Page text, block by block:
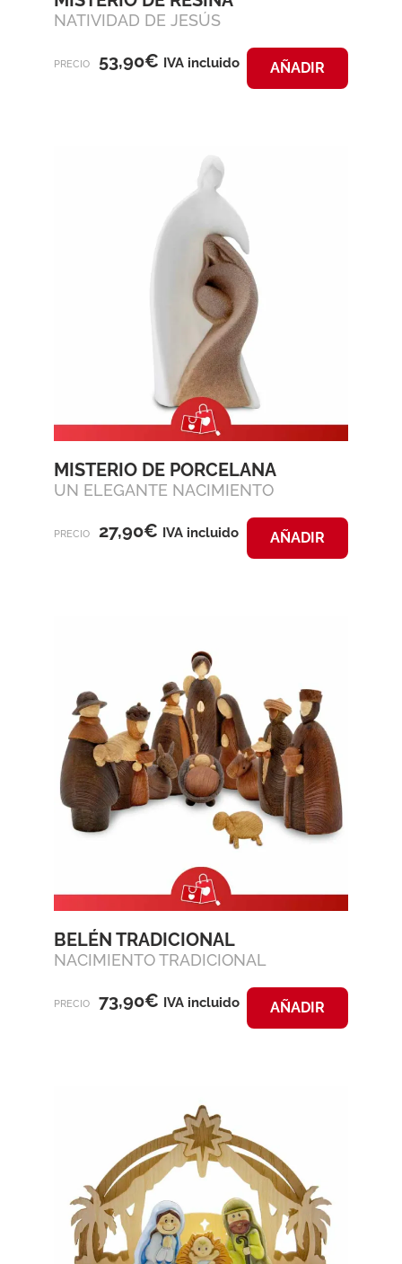
NATIVIDAD DE JESÚS
PRECIO 53,90€ IVA incluido AÑADIR
MISTERIO DE PORCELANA
UN ELEGANTE NACIMIENTO
PRECIO 27,90€ IVA incluido AÑADIR
BELÉN TRADICIONAL
NACIMIENTO TRADICIONAL
PRECIO 73,90€ IVA incluido AÑADIR